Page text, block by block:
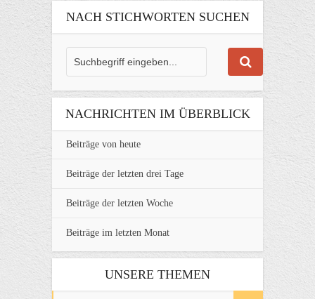
NACH STICHWORTEN SUCHEN
NACHRICHTEN IM ÜBERBLICK
Beiträge von heute
Beiträge der letzten drei Tage
Beiträge der letzten Woche
Beiträge im letzten Monat
UNSERE THEMEN